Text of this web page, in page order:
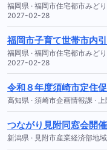
福岡県 · 福岡市住宅都市みど
2027-02-28
福岡市子育て世帯市内
福岡県 · 福岡市住宅都市みど
2027-02-28
令和８年度須崎市定住
高知県 · 須崎市企画情報課 ·
つながり見附同窓会開
新潟県 · 見附市産業経済部地